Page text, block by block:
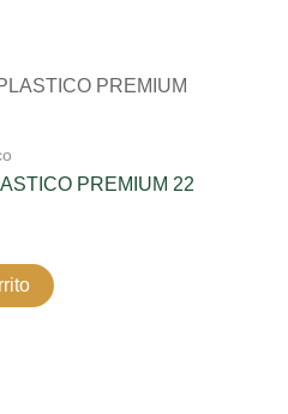
PREMIUM 22